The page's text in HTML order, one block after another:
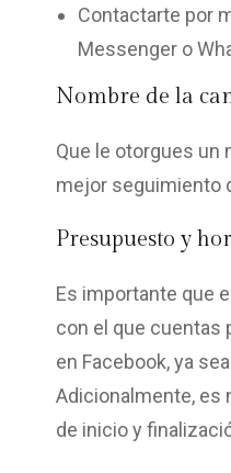
Contactarte por
Messenger o
Nombre de la
Que le otorgues un
mejor seguimiento
Presupuesto y
Es importante que
con el que cuentas
en Facebook, ya
Adicionalmente, es
de inicio y